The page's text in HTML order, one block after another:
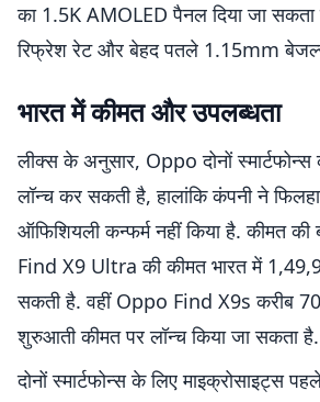
का 1.5K AMOLED पैनल दिया जा
रिफ्रेश रेट और बेहद पतले 1.15mm
भारत में कीमत और उपलब्धता
लीक्स के अनुसार, Oppo दोनों स्मार्टफोन्स
लॉन्च कर सकती है, हालांकि कंपनी ने
ऑफिशियली कन्फर्म नहीं किया है. कीमत
Find X9 Ultra की कीमत भारत में
सकती है. वहीं Oppo Find X9s करीब
शुरुआती कीमत पर लॉन्च किया जा सकता है.
दोनों स्मार्टफोन्स के लिए माइक्रोसाइट्स